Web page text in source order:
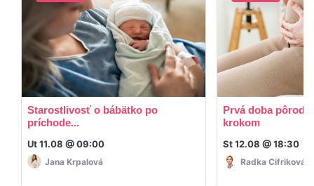
Starostlivosť o bábätko po
príchode...
Ut 11.08 @ 09:00
Jana Krpalová
Prvá doba
krokom
St 12.08 @ 18:30
Radka Cifriková